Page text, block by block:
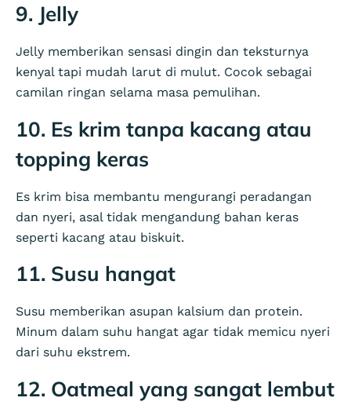
9. Jelly
Jelly memberikan sensasi dingin dan teksturnya
kenyal tapi mudah larut di mulut. Cocok sebagai
camilan ringan selama masa pemulihan.
10. Es krim tanpa kacang atau
topping keras
Es krim bisa membantu mengurangi peradangan
dan nyeri, asal tidak mengandung bahan keras
seperti kacang atau biskuit.
11. Susu hangat
Susu memberikan asupan kalsium dan protein.
Minum dalam suhu hangat agar tidak memicu nyeri
dari suhu ekstrem.
12. Oatmeal yang sangat lembut